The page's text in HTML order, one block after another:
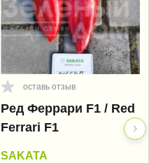
оставь отзыв
Ред Феррари F1 / Red
Ferrari F1
SAKATA